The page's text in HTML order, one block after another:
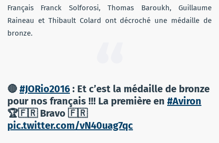
Français Franck Solforosi, Thomas Baroukh, Guillaume
Raineau et Thibault Colard ont décroché une médaille de
bronze.
🔴 #JORio2016 : Et c’est la médaille de bronze
pour nos français !!! La première en #Aviron
🏆🇫🇷 Bravo 🇫🇷
pic.twitter.com/vN40uag7qc